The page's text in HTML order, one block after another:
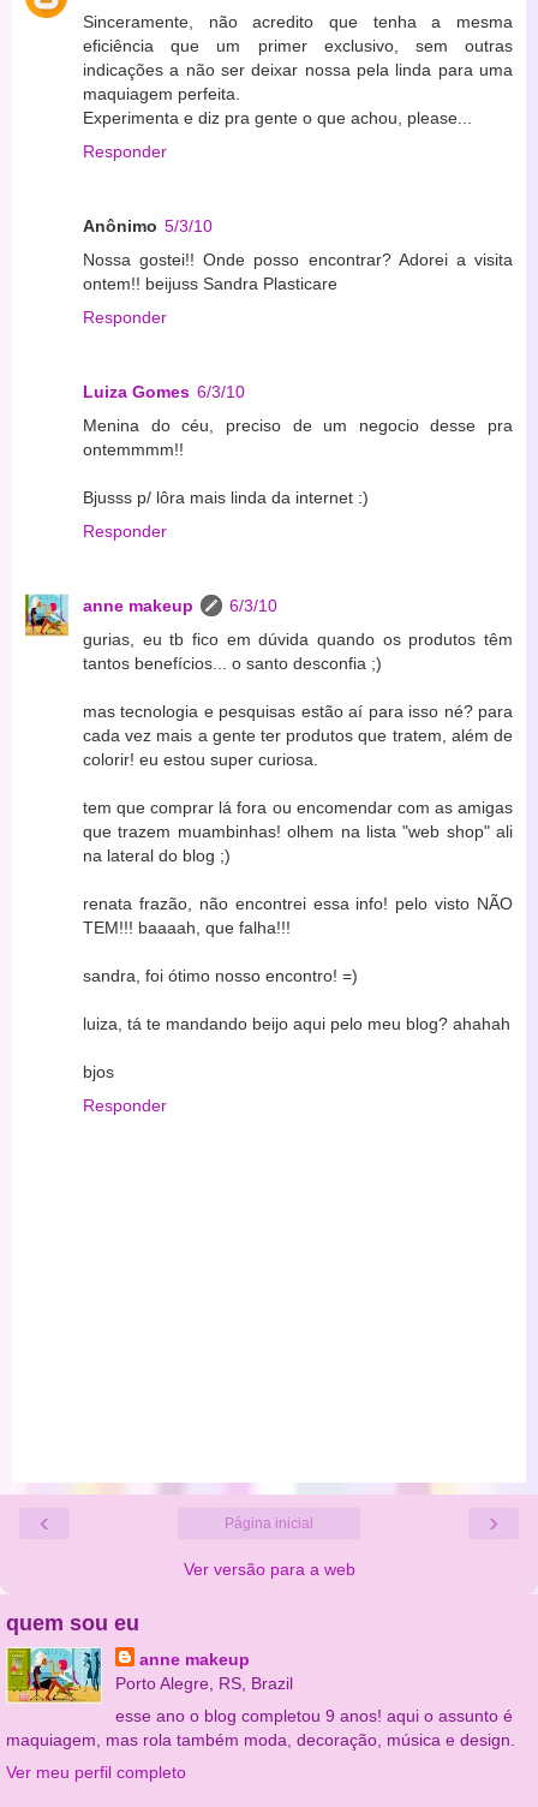
Sinceramente, não acredito que tenha a mesma
eficiência que um primer exclusivo, sem outras
indicações a não ser deixar nossa pela linda para uma
maquiagem perfeita.
Experimenta e diz pra gente o que achou, please...
Responder
Anônimo 5/3/10
Nossa gostei!! Onde posso encontrar? Adorei a visita
ontem!! beijuss Sandra Plasticare
Responder
Luiza Gomes 6/3/10
Menina do céu, preciso de um negocio desse pra
ontemmmm!!
Bjusss p/ lôra mais linda da internet :)
Responder
anne makeup
6/3/10
gurias, eu tb fico em dúvida quando os produtos têm
tantos benefícios... o santo desconfia ;)
mas tecnologia e pesquisas estão aí para isso né? para
cada vez mais a gente ter produtos que tratem, além de
colorir! eu estou super curiosa.
tem que comprar lá fora ou encomendar com as amigas
que trazem muambinhas! olhem na lista "web shop" ali
na lateral do blog ;)
renata frazão, não encontrei essa info! pelo visto NÃO
TEM!!! baaaah, que falha!!!
sandra, foi ótimo nosso encontro! =)
luiza, tá te mandando beijo aqui pelo meu blog? ahahah
bjos
Responder
‹ ›
Página inicial
Ver versão para a web
quem sou eu
anne makeup
Porto Alegre, RS, Brazil
esse ano o blog completou 9 anos! aqui o assunto é
maquiagem, mas rola também moda, decoração, música e design.
Ver meu perfil completo